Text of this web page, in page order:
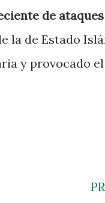
de
la de Estado
y provocado el